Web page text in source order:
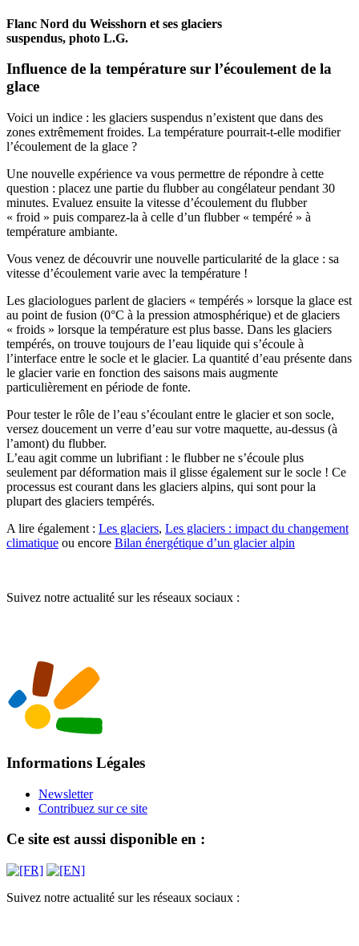
Flanc Nord du Weisshorn et ses glaciers
suspendus, photo L.G.
Influence de la température sur l’écoulement de la
glace
Voici un indice : les glaciers suspendus n’existent que dans des
zones extrêmement froides. La température pourrait-t-elle modifier
l’écoulement de la glace ?
Une nouvelle expérience va vous permettre de répondre à cette
question : placez une partie du flubber au congélateur pendant 30
minutes. Evaluez ensuite la vitesse d’écoulement du flubber
« froid » puis comparez-la à celle d’un flubber « tempéré » à
température ambiante.
Vous venez de découvrir une nouvelle particularité de la glace : sa
vitesse d’écoulement varie avec la température !
Les glaciologues parlent de glaciers « tempérés » lorsque la glace est
au point de fusion (0°C à la pression atmosphérique) et de glaciers
« froids » lorsque la température est plus basse. Dans les glaciers
tempérés, on trouve toujours de l’eau liquide qui s’écoule à
l’interface entre le socle et le glacier. La quantité d’eau présente dans
le glacier varie en fonction des saisons mais augmente
particulièrement en période de fonte.
Pour tester le rôle de l’eau s’écoulant entre le glacier et son socle,
versez doucement un verre d’eau sur votre maquette, au-dessus (à
l’amont) du flubber.
L’eau agit comme un lubrifiant : le flubber ne s’écoule plus
seulement par déformation mais il glisse également sur le socle ! Ce
processus est courant dans les glaciers alpins, qui sont pour la
plupart des glaciers tempérés.
A lire également : Les glaciers, Les glaciers : impact du changement
climatique ou encore Bilan énergétique d’un glacier alpin
Suivez notre actualité sur les réseaux sociaux :
Informations Légales
Newsletter
Contribuez sur ce site
Ce site est aussi disponible en :
Suivez notre actualité sur les réseaux sociaux :